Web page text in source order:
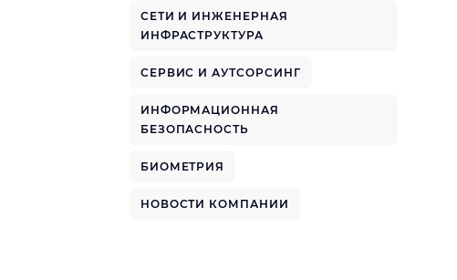
СЕТИ И ИНЖЕНЕРНАЯ
ИНФРАСТРУКТУРА
СЕРВИС И АУТСОРСИНГ
ИНФОРМАЦИОННАЯ
БЕЗОПАСНОСТЬ
БИОМЕТРИЯ
НОВОСТИ КОМПАНИИ